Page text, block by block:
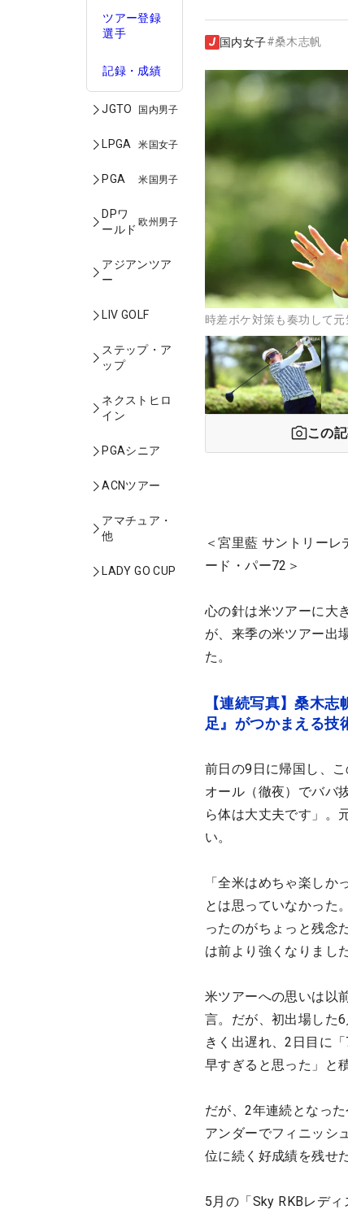
ツアー登録
選手
記録・成績
JGTO 国内男子
LPGA 米国女子
PGA 米国男子
DPワ
ールド
欧州男子
アジアンツア
ー
LIV GOLF
ステップ・ア
ップ
ネクストヒロ
イン
PGAシニア
ACNツアー
アマチュア・
他
LADY GO CUP
国内女子#桑木志帆
時差ボケ対策も奏功して元
この
＜宮里藍 サントリー
ード・パー72＞
心の針は米ツアーに大
が、来季の米ツアー出
た。
【連続写真】桑木
足』がつかまえる技
前日の9日に帰国し、
オール（徹夜）でババ
ら体は大丈夫です」。
い。
「全米はめちゃ楽し
とは思っていなかった
ったのがちょっと残念
は前より強くなりまし
米ツアーへの思いは以
言。だが、初出場した
きく出遅れ、2日目に
早すぎると思った」と
だが、2年連続となっ
アンダーでフィニッシ
位に続く好成績を残せ
5月の「Sky RKBレデ